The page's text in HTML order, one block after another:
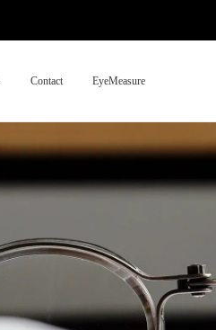
Contact EyeMeasure